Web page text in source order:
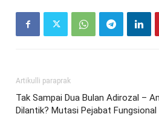
Artikulli paraprak
Tak Sampai Dua Bulan Adirozal –
Dilantik? Mutasi Pejabat Fungsional